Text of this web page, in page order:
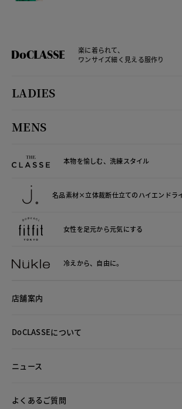
楽に着られて、
ワンサイズ細く見える服作り
LADIES
MENS
本物を愉しむ、洗練スタイル
名品素材×立体裁断仕立てのハイエンドラ
女性を足元から元気にする
冷えから、 自由に。
店舗案内
DoCLASSEについて
ニュース
よくあるご質問